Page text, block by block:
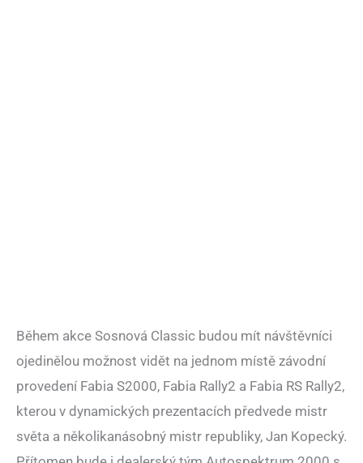
Během akce Sosnová Classic budou mít návštěvníci
ojedinělou možnost vidět na jednom místě závodní
provedení Fabia S2000, Fabia Rally2 a Fabia RS Rally2,
kterou v dynamických prezentacích předvede mistr
světa a několikanásobný mistr republiky, Jan Kopecký.